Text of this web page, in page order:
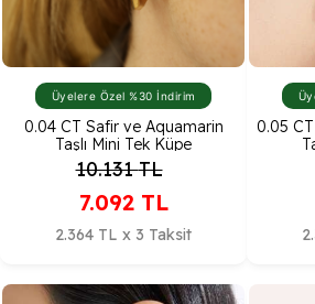
Üyelere Özel %30 İndirim
0.04 CT Safir ve Aquamarin
Taşlı Mini Tek Küpe
10.131TL
7.092 TL
2.364 TL x 3 Taksit
0.05